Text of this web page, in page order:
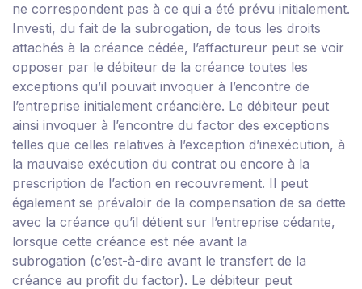
ne correspondent pas à ce qui a été prévu initialement.
Investi, du fait de la subrogation, de tous les droits
attachés à la créance cédée, l’affactureur peut se voir
opposer par le débiteur de la créance toutes les
exceptions qu’il pouvait invoquer à l’encontre de
l’entreprise initialement créancière. Le débiteur peut
ainsi invoquer à l’encontre du factor des exceptions
telles que celles relatives à l’exception d’inexécution, à
la mauvaise exécution du contrat ou encore à la
prescription de l’action en recouvrement. Il peut
également se prévaloir de la compensation de sa dette
avec la créance qu’il détient sur l’entreprise cédante,
lorsque cette créance est née avant la
subrogation (c’est-à-dire avant le transfert de la
créance au profit du factor). Le débiteur peut